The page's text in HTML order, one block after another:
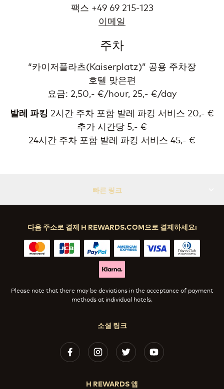
팩스 +49 69 215-123
이메일
주차
“카이저플라츠(Kaiserplatz)” 공용 주차장
호텔 맞은편
요금: 2,50,- €/hour, 25,- €/day
발레 파킹 2시간 주차 포함 발레 파킹 서비스 20,- €
추가 시간당 5,- €
24시간 주차 포함 발레 파킹 서비스 45,- €
빠른 링크
소셜 링크
H REWARDS 앱
다음 주소로 결제 H REWARDS.COM으로 결제하세요:
Please note that there may be deviations in the acceptance of payment
methods at individual hotels.